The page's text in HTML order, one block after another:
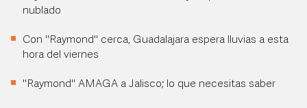
nublado
Con "Raymond" cerca, Guadalajara espera lluvias a esta
hora del viernes
"Raymond" AMAGA a Jalisco; lo que necesitas saber